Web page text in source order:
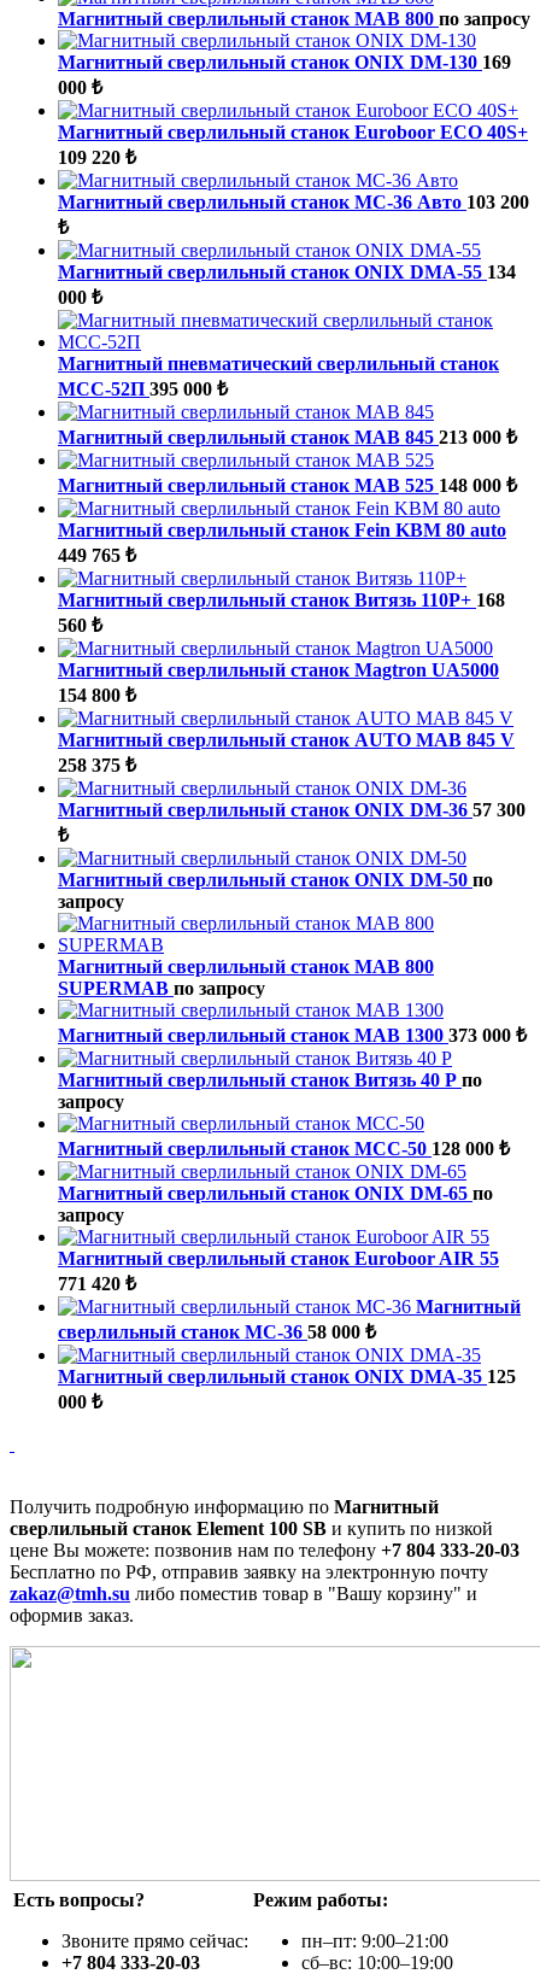
Магнитный сверлильный станок MAB 800 по запросу
Магнитный сверлильный станок ONIX DM-130 169
000 ₺
Магнитный сверлильный станок Euroboor ECO 40S+
109 220 ₺
Магнитный сверлильный станок МС-36 Авто 103 200
₺
Магнитный сверлильный станок ONIX DMA-55 134
000 ₺
Магнитный пневматический сверлильный станок
МСС-52П 395 000 ₺
Магнитный сверлильный станок MAB 845 213 000 ₺
Магнитный сверлильный станок MAB 525 148 000 ₺
Магнитный сверлильный станок Fein KBM 80 auto
449 765 ₺
Магнитный сверлильный станок Витязь 110Р+ 168
560 ₺
Магнитный сверлильный станок Magtron UA5000
154 800 ₺
Магнитный сверлильный станок AUTO MAB 845 V
258 375 ₺
Магнитный сверлильный станок ONIX DM-36 57 300
₺
Магнитный сверлильный станок ONIX DM-50 по
запросу
Магнитный сверлильный станок MAB 800
SUPERMAB по запросу
Магнитный сверлильный станок MAB 1300 373 000 ₺
Магнитный сверлильный станок Витязь 40 Р по
запросу
Магнитный сверлильный станок МСС-50 128 000 ₺
Магнитный сверлильный станок ONIX DM-65 по
запросу
Магнитный сверлильный станок Euroboor AIR 55
771 420 ₺
Магнитный
сверлильный станок МС-36 58 000 ₺
Магнитный сверлильный станок ONIX DMA-35 125
000 ₺
Получить подробную информацию по Магнитный
сверлильный станок Element 100 SB и купить по низкой
цене Вы можете: позвонив нам по телефону +7 804 333-20-03
Бесплатно по РФ, отправив заявку на электронную почту
zakaz@tmh.su либо поместив товар в "Вашу корзину" и
оформив заказ.
Есть вопросы?
Звоните прямо сейчас:
+7 804 333-20-03
Режим работы:
пн–пт: 9:00–21:00
сб–вс: 10:00–19:00